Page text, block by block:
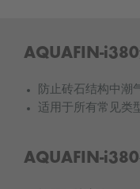
AQUAFIN-
防止砖石结构中潮
适用于所有常见类
AQUAFIN-i380